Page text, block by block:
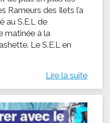
Rameurs des Ilets l’a
au S.E.L de
matinée à la
Le S.E.L en
Lire la suite